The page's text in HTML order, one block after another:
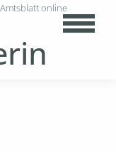
Amtsblatt online